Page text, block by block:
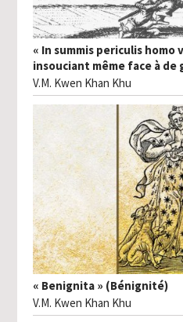
« In summis periculis homo
insouciant même face à de
V.M. Kwen Khan Khu
« Benignita » (Bénignité)
V.M. Kwen Khan Khu